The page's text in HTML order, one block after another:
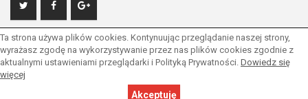
asaricrm.com
Ta strona używa plików cookies. Kontynuując przeglądanie naszej strony,
wyrażasz zgodę na wykorzystywanie przez nas plików cookies zgodnie z
aktualnymi ustawieniami przeglądarki i Polityką Prywatności. Dowiedz się
więcej
Akceptuję